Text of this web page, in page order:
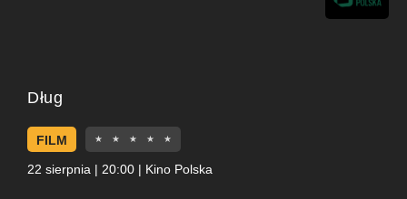
Dług
FILM ★ ★ ★ ★ ★
22 sierpnia | 20:00 | Kino Polska